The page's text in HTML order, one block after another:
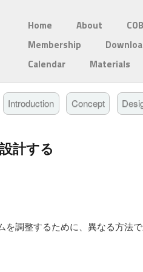
Home About
Membership
Calendar
Materials
Introduction Concept
計する
調整するために、異なる方法で